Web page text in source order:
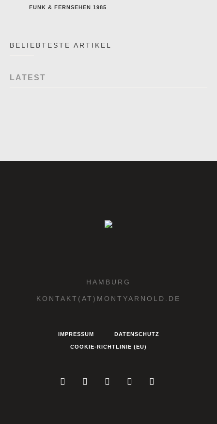
FUNK & FERNSEHEN 1985
BELIEBTESTE ARTIKEL
LATEST
HAMBURG
KONTAKT(AT)MONTYARNOLD.DE
IMPRESSUM DATENSCHUTZ
COOKIE-RICHTLINIE (EU)